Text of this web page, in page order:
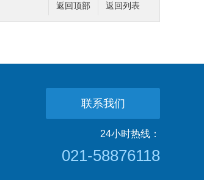
返回列表
返回顶部
联系我们
24小时热线：
021-58876118